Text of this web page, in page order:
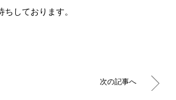
しております。
次の記事へ